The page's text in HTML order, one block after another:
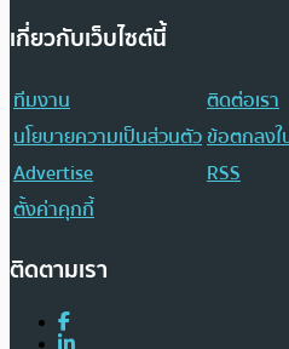
เกี่ยวกับเว็บไซต์นี้
ทีมงาน
ติดต่อเรา
นโยบายความเป็นส่วนตัวข้อตกลงใ
Advertise
RSS
ตั้งค่าคุกกี้
ติดตามเรา